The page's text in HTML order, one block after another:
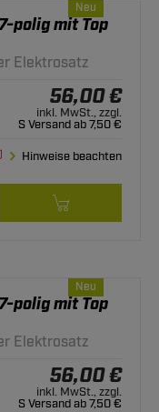
Neu
polig mit Top
Elektrosatz
56,00 €
inkl. MwSt., zzgl.
S Versand ab 7,50 €
Hinweise beachten
Neu
polig mit Top
Elektrosatz
56,00 €
inkl. MwSt., zzgl.
S Versand ab 7,50 €